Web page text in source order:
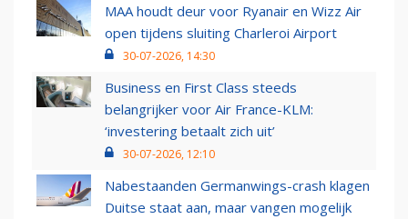
MAA houdt deur voor Ryanair en Wizz Air
open tijdens sluiting Charleroi Airport
30-07-2026, 14:30
Business en First Class steeds
belangrijker voor Air France-KLM:
‘investering betaalt zich uit’
30-07-2026, 12:10
Nabestaanden Germanwings-crash klagen
Duitse staat aan, maar vangen mogelijk